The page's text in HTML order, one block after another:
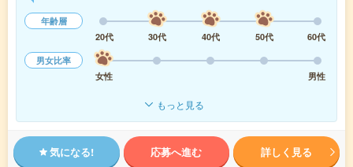
年齢層
20代
30代 40代 50代
60代
男女比率
女性
男性
もっと見る
気になる! 応募へ進む 詳しく見る